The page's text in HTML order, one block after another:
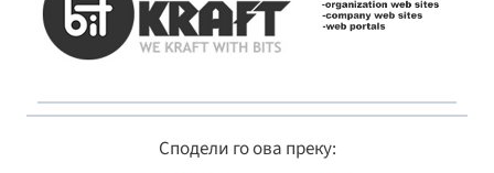
Сподели го ова преку: